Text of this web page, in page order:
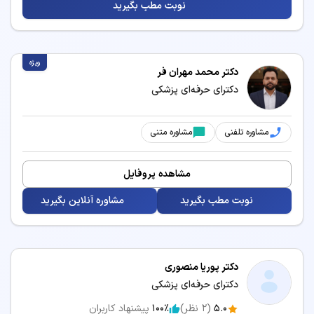
پزشکان متخصص پزشکی می‌توانند در زمینه‌های زیر
خدمات درمانی و مشاوره ارائه دهند:
برداشتن خال
تزریق بوتاکس تزریق فیلر
تزریق مزوژل جوانسازی پوست
درمان و پیشگیری از افتادگی
صورت
رفع غبغب
نوبت مطب بگیرید
ویژه
دکتر محمد مهران فر
دکترای حرفه‌ای پزشکی
مشاوره تلفنی مشاوره متنی
مشاهده پروفایل
نوبت مطب بگیرید
مشاوره آنلاین بگیرید
دکتر پوریا منصوری
دکترای حرفه‌ای پزشکی
5.0
(
2 نظر) 100٪ پیشنهاد کاربران